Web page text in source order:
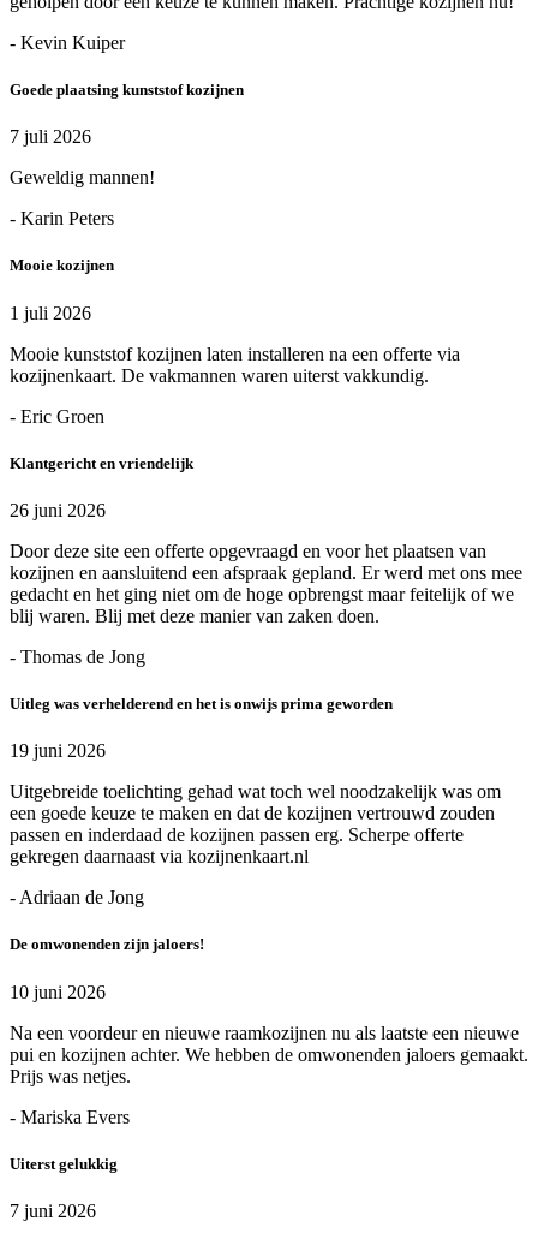
- Kevin Kuiper
Goede plaatsing kunststof kozijnen
7 juli 2026
Geweldig mannen!
- Karin Peters
Mooie kozijnen
1 juli 2026
Mooie kunststof kozijnen laten installeren na een offerte via
kozijnenkaart. De vakmannen waren uiterst vakkundig.
- Eric Groen
Klantgericht en vriendelijk
26 juni 2026
Door deze site een offerte opgevraagd en voor het plaatsen van
kozijnen en aansluitend een afspraak gepland. Er werd met ons mee
gedacht en het ging niet om de hoge opbrengst maar feitelijk of we
blij waren. Blij met deze manier van zaken doen.
- Thomas de Jong
Uitleg was verhelderend en het is onwijs prima geworden
19 juni 2026
Uitgebreide toelichting gehad wat toch wel noodzakelijk was om
een goede keuze te maken en dat de kozijnen vertrouwd zouden
passen en inderdaad de kozijnen passen erg. Scherpe offerte
gekregen daarnaast via kozijnenkaart.nl
- Adriaan de Jong
De omwonenden zijn jaloers!
10 juni 2026
Na een voordeur en nieuwe raamkozijnen nu als laatste een nieuwe
pui en kozijnen achter. We hebben de omwonenden jaloers gemaakt.
Prijs was netjes.
- Mariska Evers
Uiterst gelukkig
7 juni 2026